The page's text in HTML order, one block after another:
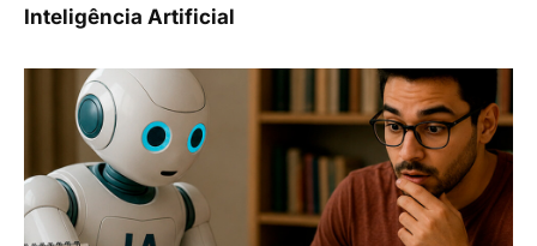
Inteligência Artificial